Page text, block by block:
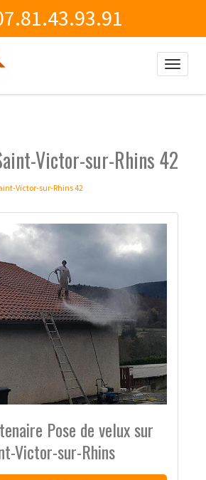
Toggle
Victor-sur-Rhins 42
Victor-sur-Rhins 42
Pose de velux sur
Victor-sur-Rhins